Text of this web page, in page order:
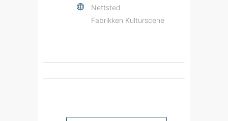
Nettsted
Fabrikken Kulturscene